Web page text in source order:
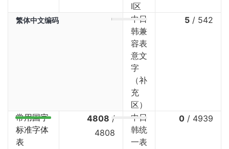
I区
繁体中文编码
中日
韩兼
容表
意文
字
（补
充
区）
5 / 542
常用国字
标准字体
表
4808 /
4808
中日
韩统
一表
0 / 4939